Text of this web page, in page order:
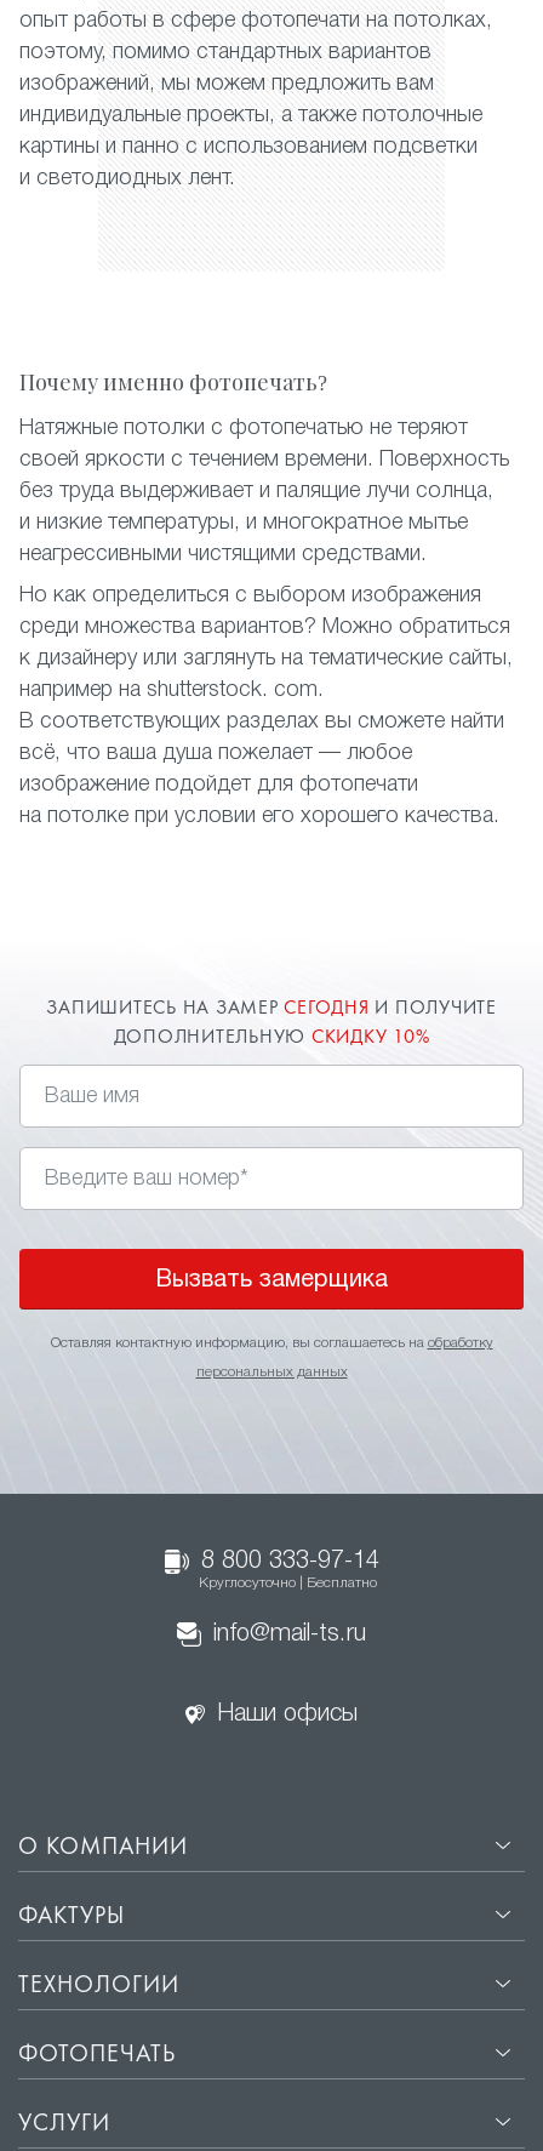
опыт работы в сфере фотопечати на потолках,
поэтому, помимо стандартных вариантов
изображений, мы можем предложить вам
индивидуальные проекты, а также потолочные
картины и панно с использованием подсветки
и светодиодных лент.
Почему именно фотопечать?
Натяжные потолки с фотопечатью не теряют
своей яркости с течением времени. Поверхность
без труда выдерживает и палящие лучи солнца,
и низкие температуры, и многократное мытье
неагрессивными чистящими средствами.
Но как определиться с выбором изображения
среди множества вариантов? Можно обратиться
к дизайнеру или заглянуть на тематические сайты,
например на shutterstock. com.
В соответствующих разделах вы сможете найти
всё, что ваша душа пожелает — любое
изображение подойдет для фотопечати
на потолке при условии его хорошего качества.
ЗАПИШИТЕСЬ НА ЗАМЕРСЕГОДНЯ И ПОЛУЧИТЕ
ДОПОЛНИТЕЛЬНУЮ СКИДКУ 10%
Вызвать замерщика
Оставляя контактную информацию, вы соглашаетесь на обработку
персональных данных
8 800 333-97-14
Круглосуточно | Бесплатно
info@mail-ts.ru
Наши офисы
О КОМПАНИИ
ФАКТУРЫ
ТЕХНОЛОГИИ
ФОТОПЕЧАТЬ
УСЛУГИ